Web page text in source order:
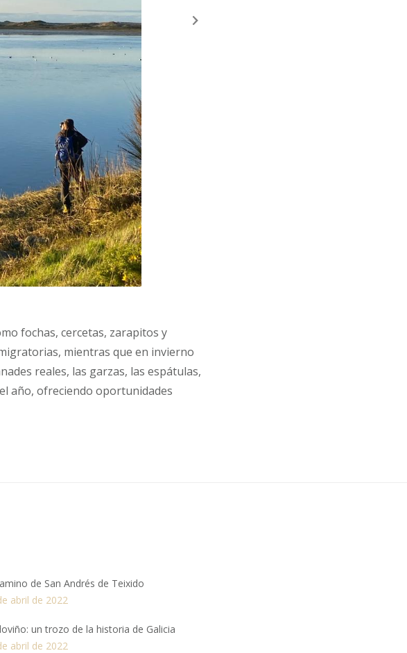
fochas, cercetas, zarapitos y
mientras que en invierno
reales, las garzas, las espátulas,
año, ofreciendo oportunidades
de San Andrés de Teixido
abril de 2022
un trozo de la historia de Galicia
abril de 2022